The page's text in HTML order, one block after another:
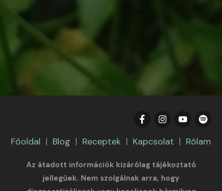
Főoldal | Blog | Receptek | Kapcsolat | Rólam
Az átadott információk kizárólag tájékoztató
jellegűek. Nem szolgálnak arra, hogy